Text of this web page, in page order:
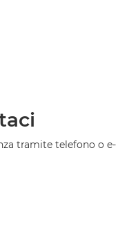
tramite telefono o e-